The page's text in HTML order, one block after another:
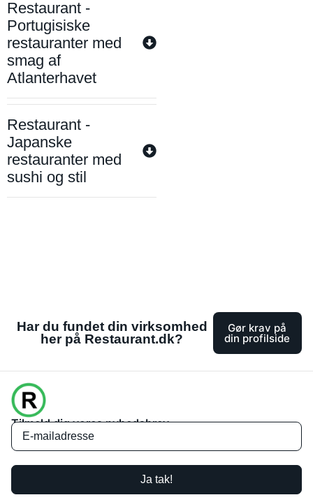
Restaurant -
Portugisiske
restauranter med
smag af
Atlanterhavet
Restaurant -
Japanske
restauranter med
sushi og stil
Har du fundet din virksomhed
her på Restaurant.dk?
Gør krav på
din profilside
Tilmeld dig vores nyhedsbrev
Ja tak!